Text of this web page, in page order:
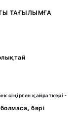
ТАҒЫЛЫМҒА
қайраткері -
бәрі